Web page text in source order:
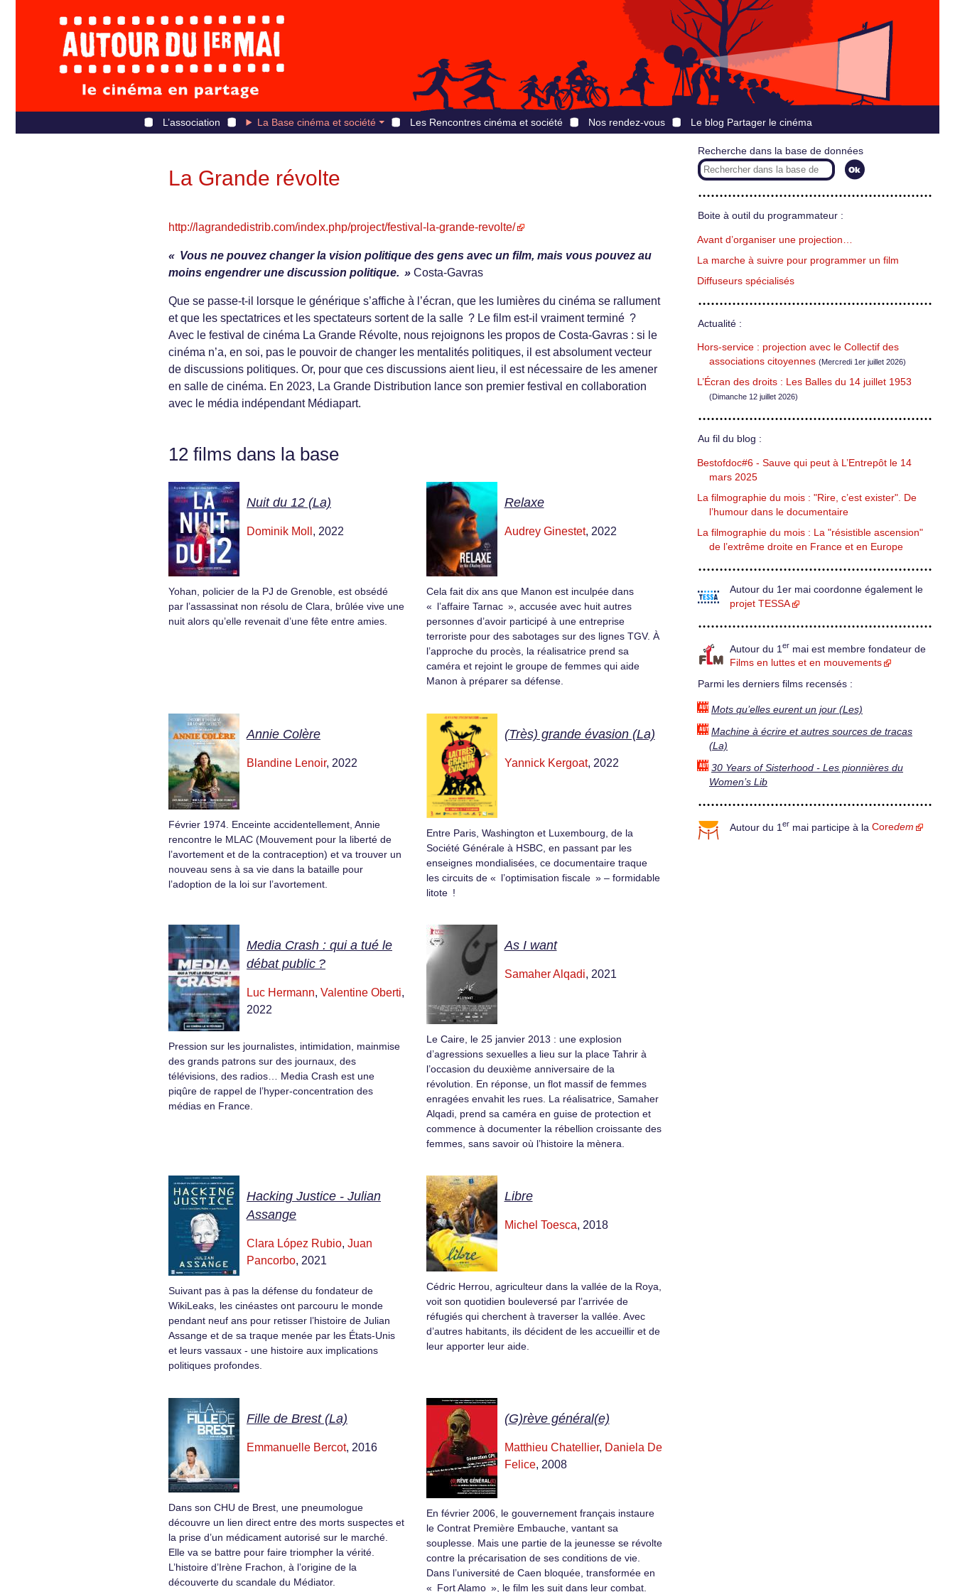
L’association La Base cinéma et société Les Rencontres cinéma et société Nos rendez-vous Le blog Partager le cinéma
La Grande révolte
http://lagrandedistrib.com/index.php/project/festival-la-grande-revolte/
« Vous ne pouvez changer la vision politique des gens avec un film, mais vous pouvez au
moins engendrer une discussion politique. » Costa-Gavras
Que se passe-t-il lorsque le générique s’affiche à l’écran, que les lumières du cinéma se rallument
et que les spectatrices et les spectateurs sortent de la salle ? Le film est-il vraiment terminé ?
Avec le festival de cinéma La Grande Révolte, nous rejoignons les propos de Costa-Gavras : si le
cinéma n’a, en soi, pas le pouvoir de changer les mentalités politiques, il est absolument vecteur
de discussions politiques. Or, pour que ces discussions aient lieu, il est nécessaire de les amener
en salle de cinéma. En 2023, La Grande Distribution lance son premier festival en collaboration
avec le média indépendant Médiapart.
12 films dans la base
Nuit du 12 (La)
Dominik Moll , 2022
Yohan, policier de la PJ de Grenoble, est obsédé
par l’assassinat non résolu de Clara, brûlée vive une
nuit alors qu’elle revenait d’une fête entre amies.
Relaxe
Audrey Ginestet, 2022
Cela fait dix ans que Manon est inculpée dans
« l’affaire Tarnac », accusée avec huit autres
personnes d’avoir participé à une entreprise
terroriste pour des sabotages sur des lignes TGV. À
l’approche du procès, la réalisatrice prend sa
caméra et rejoint le groupe de femmes qui aide
Manon à préparer sa défense.
Annie Colère
Blandine Lenoir, 2022
Février 1974. Enceinte accidentellement, Annie
rencontre le MLAC (Mouvement pour la liberté de
l’avortement et de la contraception) et va trouver un
nouveau sens à sa vie dans la bataille pour
l’adoption de la loi sur l’avortement.
(Très) grande évasion (La)
Yannick Kergoat, 2022
Entre Paris, Washington et Luxembourg, de la
Société Générale à HSBC, en passant par les
enseignes mondialisées, ce documentaire traque
les circuits de « l’optimisation fiscale » – formidable
litote !
Media Crash : qui a tué le
débat public ?
Luc Hermann, Valentine Oberti,
2022
Pression sur les journalistes, intimidation, mainmise
des grands patrons sur des journaux, des
télévisions, des radios… Media Crash est une
piqûre de rappel de l’hyper-concentration des
médias en France.
As I want
Samaher Alqadi, 2021
Le Caire, le 25 janvier 2013 : une explosion
d’agressions sexuelles a lieu sur la place Tahrir à
l’occasion du deuxième anniversaire de la
révolution. En réponse, un flot massif de femmes
enragées envahit les rues. La réalisatrice, Samaher
Alqadi, prend sa caméra en guise de protection et
commence à documenter la rébellion croissante des
femmes, sans savoir où l’histoire la mènera.
Hacking Justice - Julian
Assange
Clara López Rubio, Juan
Pancorbo, 2021
Suivant pas à pas la défense du fondateur de
WikiLeaks, les cinéastes ont parcouru le monde
pendant neuf ans pour retisser l’histoire de Julian
Assange et de sa traque menée par les États-Unis
et leurs vassaux - une histoire aux implications
politiques profondes.
Libre
Michel Toesca, 2018
Cédric Herrou, agriculteur dans la vallée de la Roya,
voit son quotidien bouleversé par l’arrivée de
réfugiés qui cherchent à traverser la vallée. Avec
d’autres habitants, ils décident de les accueillir et de
leur apporter leur aide.
Fille de Brest (La)
Emmanuelle Bercot, 2016
Dans son CHU de Brest, une pneumologue
découvre un lien direct entre des morts suspectes et
la prise d’un médicament autorisé sur le marché.
Elle va se battre pour faire triompher la vérité.
L’histoire d’Irène Frachon, à l’origine de la
découverte du scandale du Médiator.
(G)rève général(e)
Matthieu Chatellier, Daniela De
Felice, 2008
En février 2006, le gouvernement français instaure
le Contrat Première Embauche, vantant sa
souplesse. Mais une partie de la jeunesse se révolte
contre la précarisation de ses conditions de vie.
Dans l’université de Caen bloquée, transformée en
« Fort Alamo », le film les suit dans leur combat.
Recherche dans la base de données
Boite à outil du programmateur :
Avant d’organiser une projection…
La marche à suivre pour programmer un film
Diffuseurs spécialisés
Actualité :
Hors-service : projection avec le Collectif des
associations citoyennes (Mercredi 1er juillet 2026)
L’Écran des droits : Les Balles du 14 juillet 1953
(Dimanche 12 juillet 2026)
Au fil du blog :
Bestofdoc#6 - Sauve qui peut à L’Entrepôt le 14
mars 2025
La filmographie du mois : "Rire, c’est exister". De
l’humour dans le documentaire
La filmographie du mois : La "résistible ascension"
de l’extrême droite en France et en Europe
Autour du 1er mai coordonne également le
projet TESSA
Autour du 1 er mai est membre fondateur de
Films en luttes et en mouvements
Parmi les derniers films recensés :
Mots qu’elles eurent un jour (Les)
Machine à écrire et autres sources de tracas
(La)
30 Years of Sisterhood - Les pionnières du
Women’s Lib
Autour du 1 er mai participe à la Coredem